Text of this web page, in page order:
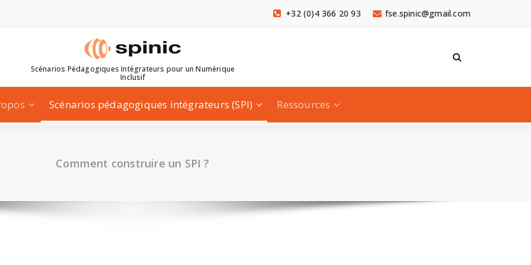
fse.spinic@gmail.com
+32 (0)4 366 20 93
Scénarios Pédagogiques Intégrateurs pour un Numérique
Inclusif
Scénarios pédagogiques intégrateurs (SPI) Ressources
Comment construire un SPI ?